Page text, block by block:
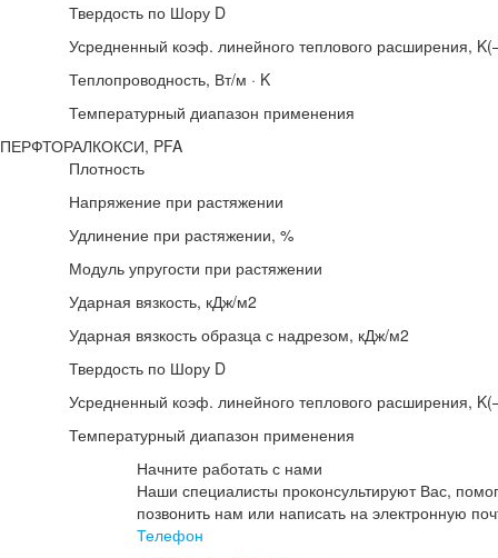
Твердость по Шору D
Усредненный коэф. линейного теплового расширения,
Теплопроводность, Вт/м · K
Температурный диапазон применения
ПЕРФТОРАЛКОКСИ, PFA
Плотность
Напряжение при растяжении
Удлинение при растяжении, %
Модуль упругости при растяжении
Ударная вязкость, кДж/м2
Ударная вязкость образца с надрезом, кДж/м2
Твердость по Шору D
Усредненный коэф. линейного теплового расширения,
Температурный диапазон применения
Начните работать с нами
Наши специалисты проконсультируют Вас,
позвонить нам или написать на электронную
Телефон